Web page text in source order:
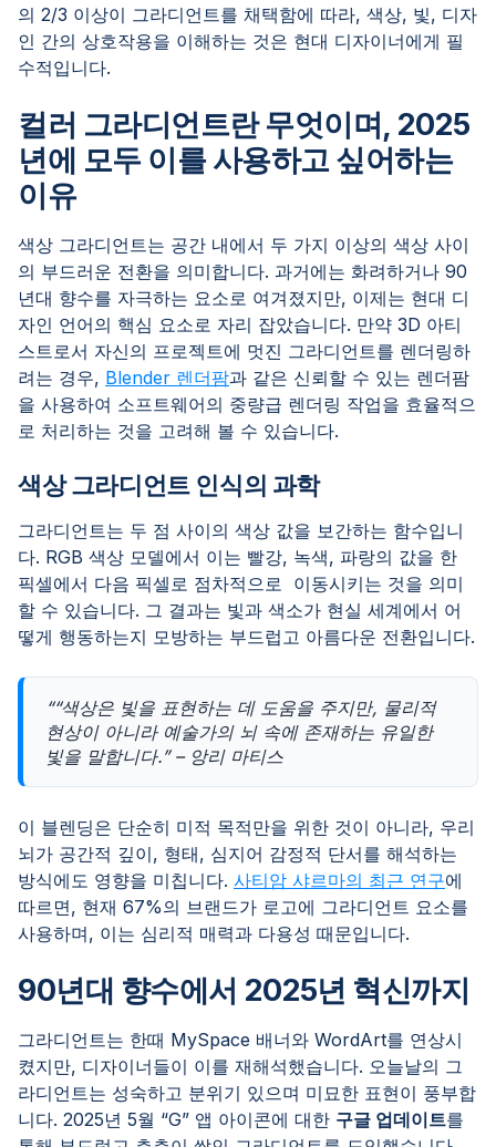
의 2/3 이상이 그라디언트를 채택함에 따라, 색상, 빛, 디자
인 간의 상호작용을 이해하는 것은 현대 디자이너에게 필
수적입니다.
컬러 그라디언트란 무엇이며, 2025
년에 모두 이를 사용하고 싶어하는
이유
색상 그라디언트는 공간 내에서 두 가지 이상의 색상 사이
의 부드러운 전환을 의미합니다. 과거에는 화려하거나 90
년대 향수를 자극하는 요소로 여겨졌지만, 이제는 현대 디
자인 언어의 핵심 요소로 자리 잡았습니다. 만약 3D 아티
스트로서 자신의 프로젝트에 멋진 그라디언트를 렌더링하
려는 경우, Blender 렌더팜과 같은 신뢰할 수 있는 렌더팜
을 사용하여 소프트웨어의 중량급 렌더링 작업을 효율적으
로 처리하는 것을 고려해 볼 수 있습니다.
색상 그라디언트 인식의 과학
그라디언트는 두 점 사이의 색상 값을 보간하는 함수입니
다. RGB 색상 모델에서 이는 빨강, 녹색, 파랑의 값을 한
픽셀에서 다음 픽셀로 점차적으로 이동시키는 것을 의미
할 수 있습니다. 그 결과는 빛과 색소가 현실 세계에서 어
떻게 행동하는지 모방하는 부드럽고 아름다운 전환입니다.
““색상은 빛을 표현하는 데 도움을 주지만, 물리적
현상이 아니라 예술가의 뇌 속에 존재하는 유일한
빛을 말합니다.” – 앙리 마티스
이 블렌딩은 단순히 미적 목적만을 위한 것이 아니라, 우리
뇌가 공간적 깊이, 형태, 심지어 감정적 단서를 해석하는
방식에도 영향을 미칩니다. 사티암 샤르마의 최근 연구에
따르면, 현재 67%의 브랜드가 로고에 그라디언트 요소를
사용하며, 이는 심리적 매력과 다용성 때문입니다.
90년대 향수에서 2025년 혁신까지
그라디언트는 한때 MySpace 배너와 WordArt를 연상시
켰지만, 디자이너들이 이를 재해석했습니다. 오늘날의 그
라디언트는 성숙하고 분위기 있으며 미묘한 표현이 풍부합
니다. 2025년 5월 “G” 앱 아이콘에 대한 구글 업데이트를